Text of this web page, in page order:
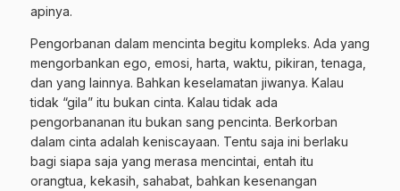
apinya.
Pengorbanan dalam mencinta begitu kompleks. Ada yang
mengorbankan ego, emosi, harta, waktu, pikiran, tenaga,
dan yang lainnya. Bahkan keselamatan jiwanya. Kalau
tidak “gila” itu bukan cinta. Kalau tidak ada
pengorbananan itu bukan sang pencinta. Berkorban
dalam cinta adalah keniscayaan. Tentu saja ini berlaku
bagi siapa saja yang merasa mencintai, entah itu
orangtua, kekasih, sahabat, bahkan kesenangan